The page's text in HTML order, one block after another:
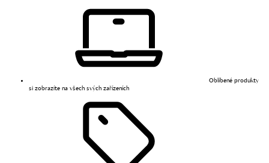
Oblíbené produkty
si zobrazíte na všech svých zařízeních